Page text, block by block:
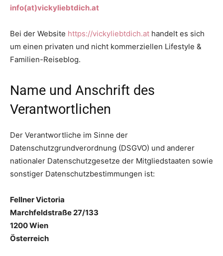
info(at)vickyliebtdich.at
Bei der Website https://vickyliebtdich.at handelt es sich
um einen privaten und nicht kommerziellen Lifestyle &
Familien-Reiseblog.
Name und Anschrift des
Verantwortlichen
Der Verantwortliche im Sinne der
Datenschutzgrundverordnung (DSGVO) und anderer
nationaler Datenschutzgesetze der Mitgliedstaaten sowie
sonstiger Datenschutzbestimmungen ist:
Fellner Victoria
Marchfeldstraße 27/133
1200 Wien
Österreich